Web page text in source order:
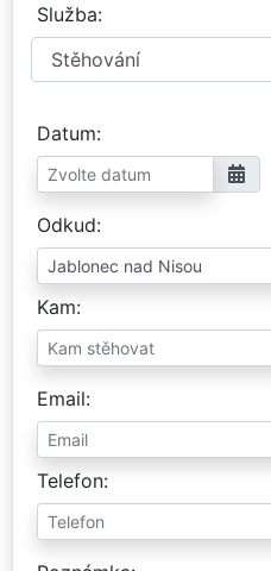
Služba
Datum
Odkud
Kam
Email
Telefon